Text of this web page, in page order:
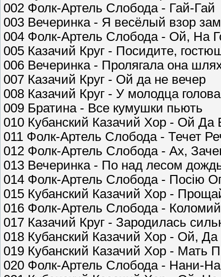
002 Фолк-Артель Слобода - Гай-Гай
003 Вечеринка - Я весёлый взор
004 Фолк-Артель Слобода - Ой, На
005 Казачий Круг - Посидите,
006 Вечеринка - Пролягала она
007 Казачий Круг - Ой да не вечер
008 Казачий Круг - У молодца
009 Братина - Все кумушки пьють
010 Кубанский Казачий Хор - Ой
011 Фолк-Артель Слобода - Течет
012 Фолк-Артель Слобода - Ах,
013 Вечеринка - По над лесом
014 Фолк-Артель Слобода - Посiю
015 Кубанский Казачий Хор -
016 Фолк-Артель Слобода -
017 Казачий Круг - Зародилась
018 Кубанский Казачий Хор - Ой,
019 Кубанский Казачий Хор - Мать
020 Фолк-Артель Слобода - Нани-На